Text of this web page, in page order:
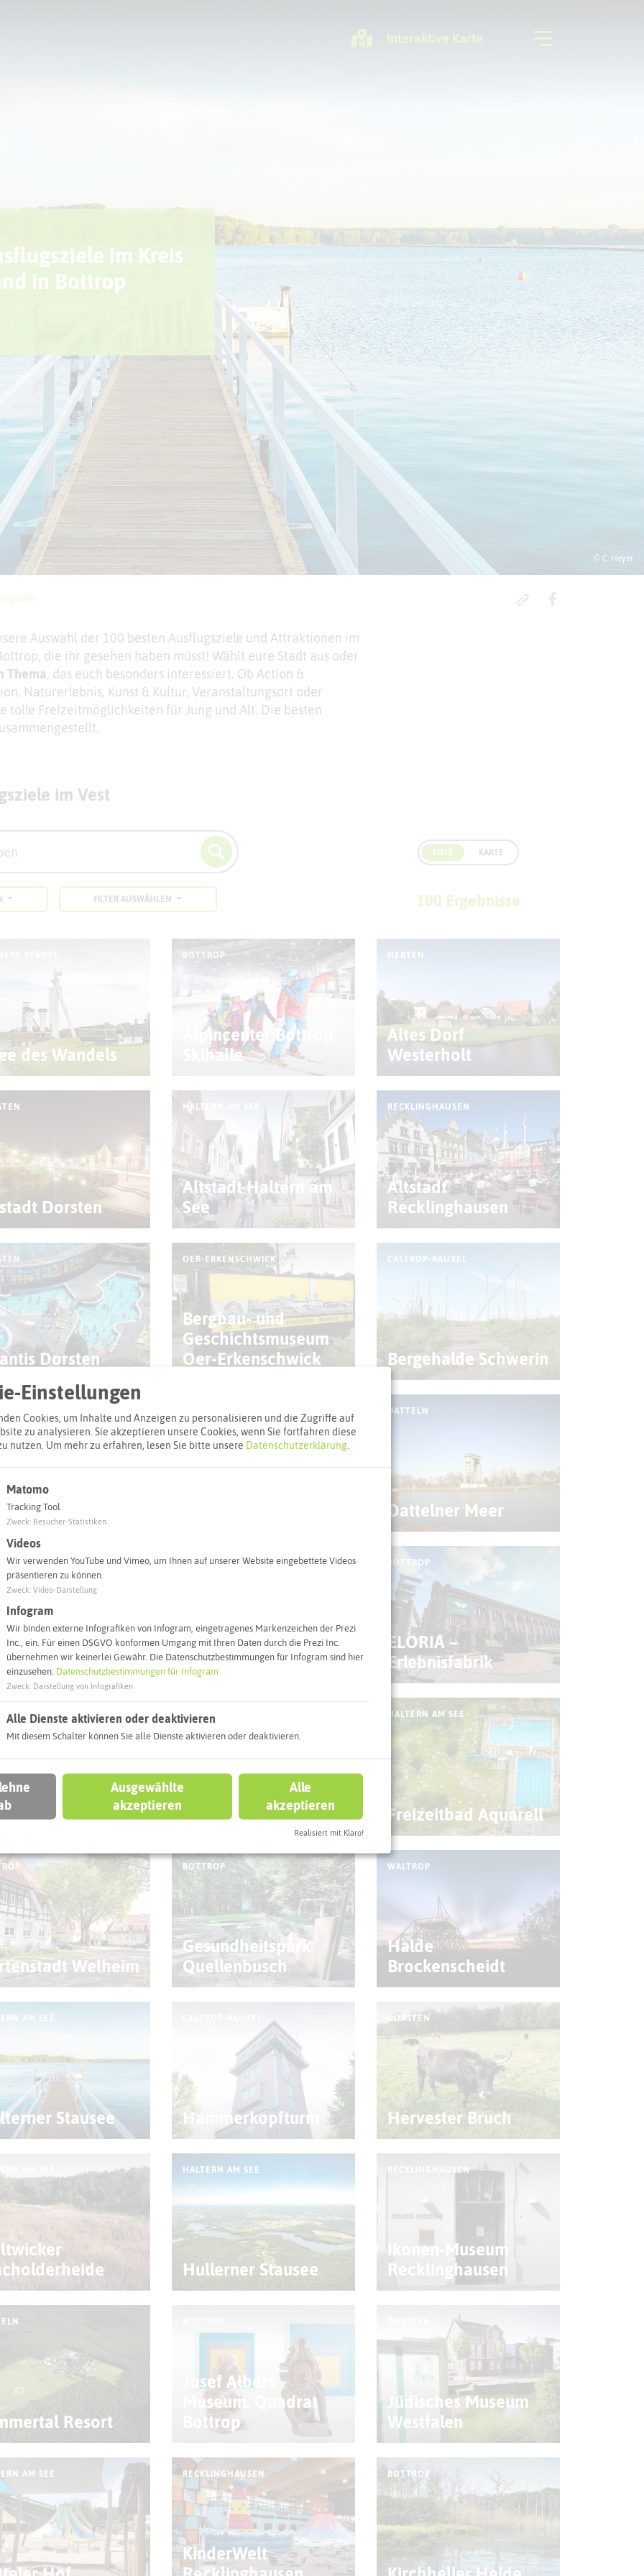
© C. Heyer
im Kreis
in Bottrop
Auswahl der 100 besten Ausflugsziele und Attraktionen im
die ihr gesehen haben müsst! Wählt eure Stadt aus oder
Thema, das euch besonders interessiert. Ob Action &
Naturerlebnis, Kunst & Kultur, Veranstaltungsort oder
tolle Freizeitmöglichkeiten für Jung und Alt. Die besten
im Vest
LISTE KARTE
FILTER AUSWÄHLEN 100 Ergebnisse
des Wandels
BOTTROP
Alpincenter Bottrop
Skihalle
HERTEN
Altes Dorf
Westerholt
Dorsten
HALTERN AM SEE
Altstadt Haltern am
See
RECKLINGHAUSEN
Altstadt
Recklinghausen
Dorsten
OER-ERKENSCHWICK
Bergbau- und
Geschichtsmuseum
Oer-Erkenschwick
CASTROP-RAUXEL
Bergehalde Schwerin
Ca Backum
DATTELN
Dattelner Meer
STÄDTE
Hohe Mark
RECKLINGHAUSEN
einstein Boulderhalle
BOTTROP
ELORIA –
Erlebnisfabrik
Loemühle
GLADBECK
Freibad Gladbeck
HALTERN AM SEE
Freizeitbad Aquarell
Welheim
BOTTROP
Gesundheitspark
Quellenbusch
WALTROP
Halde
Brockenscheidt
AM SEE
Stausee Hammerkopfturm
DORSTEN
Hervester Bruch
AM SEE HALTERN AM SEE
Hullerner Stausee
RECKLINGHAUSEN
Ikonen-Museum
Recklinghausen
Resort
Josef Albers
Museum. Quadrat
Bottrop
Jüdisches Museum
Westfalen
AM SEE RECKLINGHAUSEN
KinderWelt
BOTTROP
Einstellungen
Cookies, um Inhalte und Anzeigen zu personalisieren und die Zugriffe auf
zu analysieren. Sie akzeptieren unsere Cookies, wenn Sie fortfahren diese
nutzen. Um mehr zu erfahren, lesen Sie bitte unsere Datenschutzerklärung.
Matomo
Tracking Tool
Zweck: Besucher-Statistiken
Videos
Wir verwenden YouTube und Vimeo, um Ihnen auf unserer Website eingebettete Videos
präsentieren zu können.
Zweck: Video-Darstellung
Infogram
Wir binden externe Infografiken von Infogram, eingetragenes Markenzeichen der Prezi
Inc., ein. Für einen DSGVO konformen Umgang mit Ihren Daten durch die Prezi Inc.
übernehmen wir keinerlei Gewähr. Die Datenschutzbestimmungen für Infogram sind hier
einzusehen: Datenschutzbestimmungen für Infogram
Zweck: Darstellung von Infografiken
Alle Dienste aktivieren oder deaktivieren
Mit diesem Schalter können Sie alle Dienste aktivieren oder deaktivieren.
Ausgewählte
akzeptieren
Alle
akzeptieren
Realisiert mit Klaro!